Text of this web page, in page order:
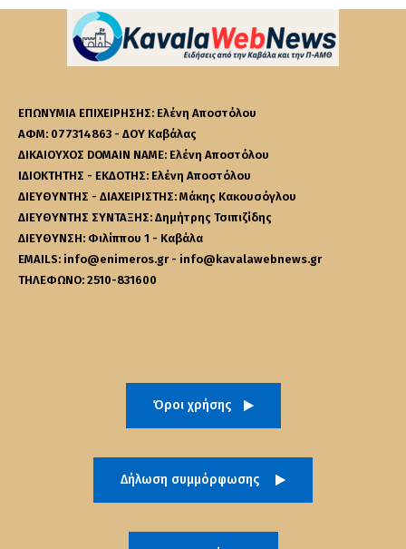
ΕΠΩΝΥΜΙΑ ΕΠΙΧΕΙΡΗΣΗΣ: Ελένη Αποστόλου
ΑΦΜ: 077314863 - ΔΟΥ Καβάλας
ΔΙΚΑΙΟΥΧΟΣ DOMAIN NAME: Ελένη Αποστόλου
ΙΔΙΟΚΤΗΤΗΣ - ΕΚΔΟΤΗΣ: Ελένη Αποστόλου
ΔΙΕΥΘΥΝΤΗΣ - ΔΙΑΧΕΙΡΙΣΤΗΣ: Μάκης Κακουσόγλου
ΔΙΕΥΘΥΝΤΗΣ ΣΥΝΤΑΞΗΣ: Δημήτρης Τσιπιζίδης
ΔΙΕΥΘΥΝΣΗ: Φιλίππου 1 - Καβάλα
EMAILS: info@enimeros.gr - info@kavalawebnews.gr
ΤΗΛΕΦΩΝΟ: 2510-831600
Όροι χρήσης
Δήλωση συμμόρφωσης